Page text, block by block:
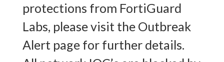
protections from FortiGuard
Labs, please visit the Outbreak
Alert page for further details.